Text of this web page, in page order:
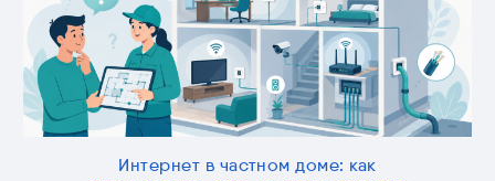
Интернет в частном доме: как